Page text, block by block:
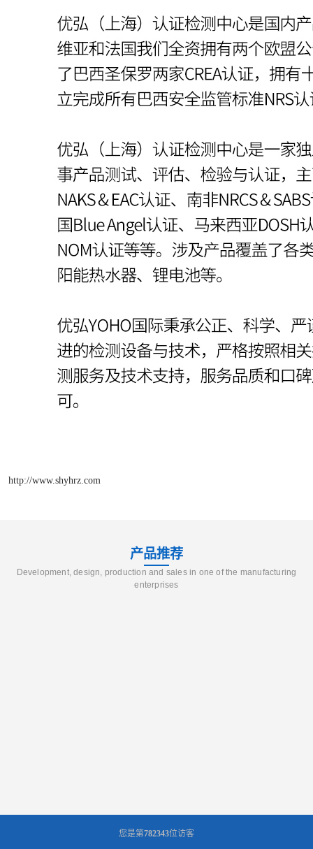
http://www.shyhrz.com
产品推荐
Development, design, production and sales in one of the manufacturing
enterprises
您是第782343位访客